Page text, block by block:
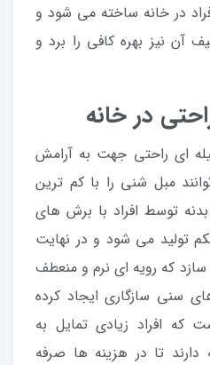
در خانه ساخته می شود و
آن نیز بهره کافی را برد و
در خانه
ای راحتی جهت به آرامش
مبل شنی را با کم ترین
توسط افراد با برش های
می شود و در نهایت
سازد که رویه ای نرم و منعطف
سنی سازگاری ایجاد کرده
افراد زیادی تمایل به
تا در هزینه ها صرفه